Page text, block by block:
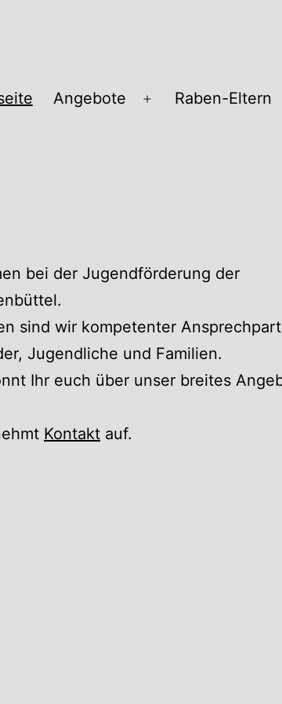
Angebote
Menü
Raben-Eltern
bei der Jugendförderung der
sind wir kompetenter
Jugendliche und Familien.
Ihr euch über unser breites
Kontakt auf.